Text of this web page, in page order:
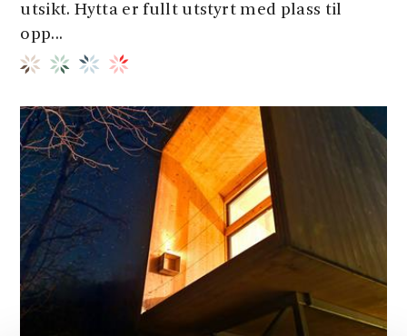
utsikt. Hytta er fullt utstyrt med plass til
opp...